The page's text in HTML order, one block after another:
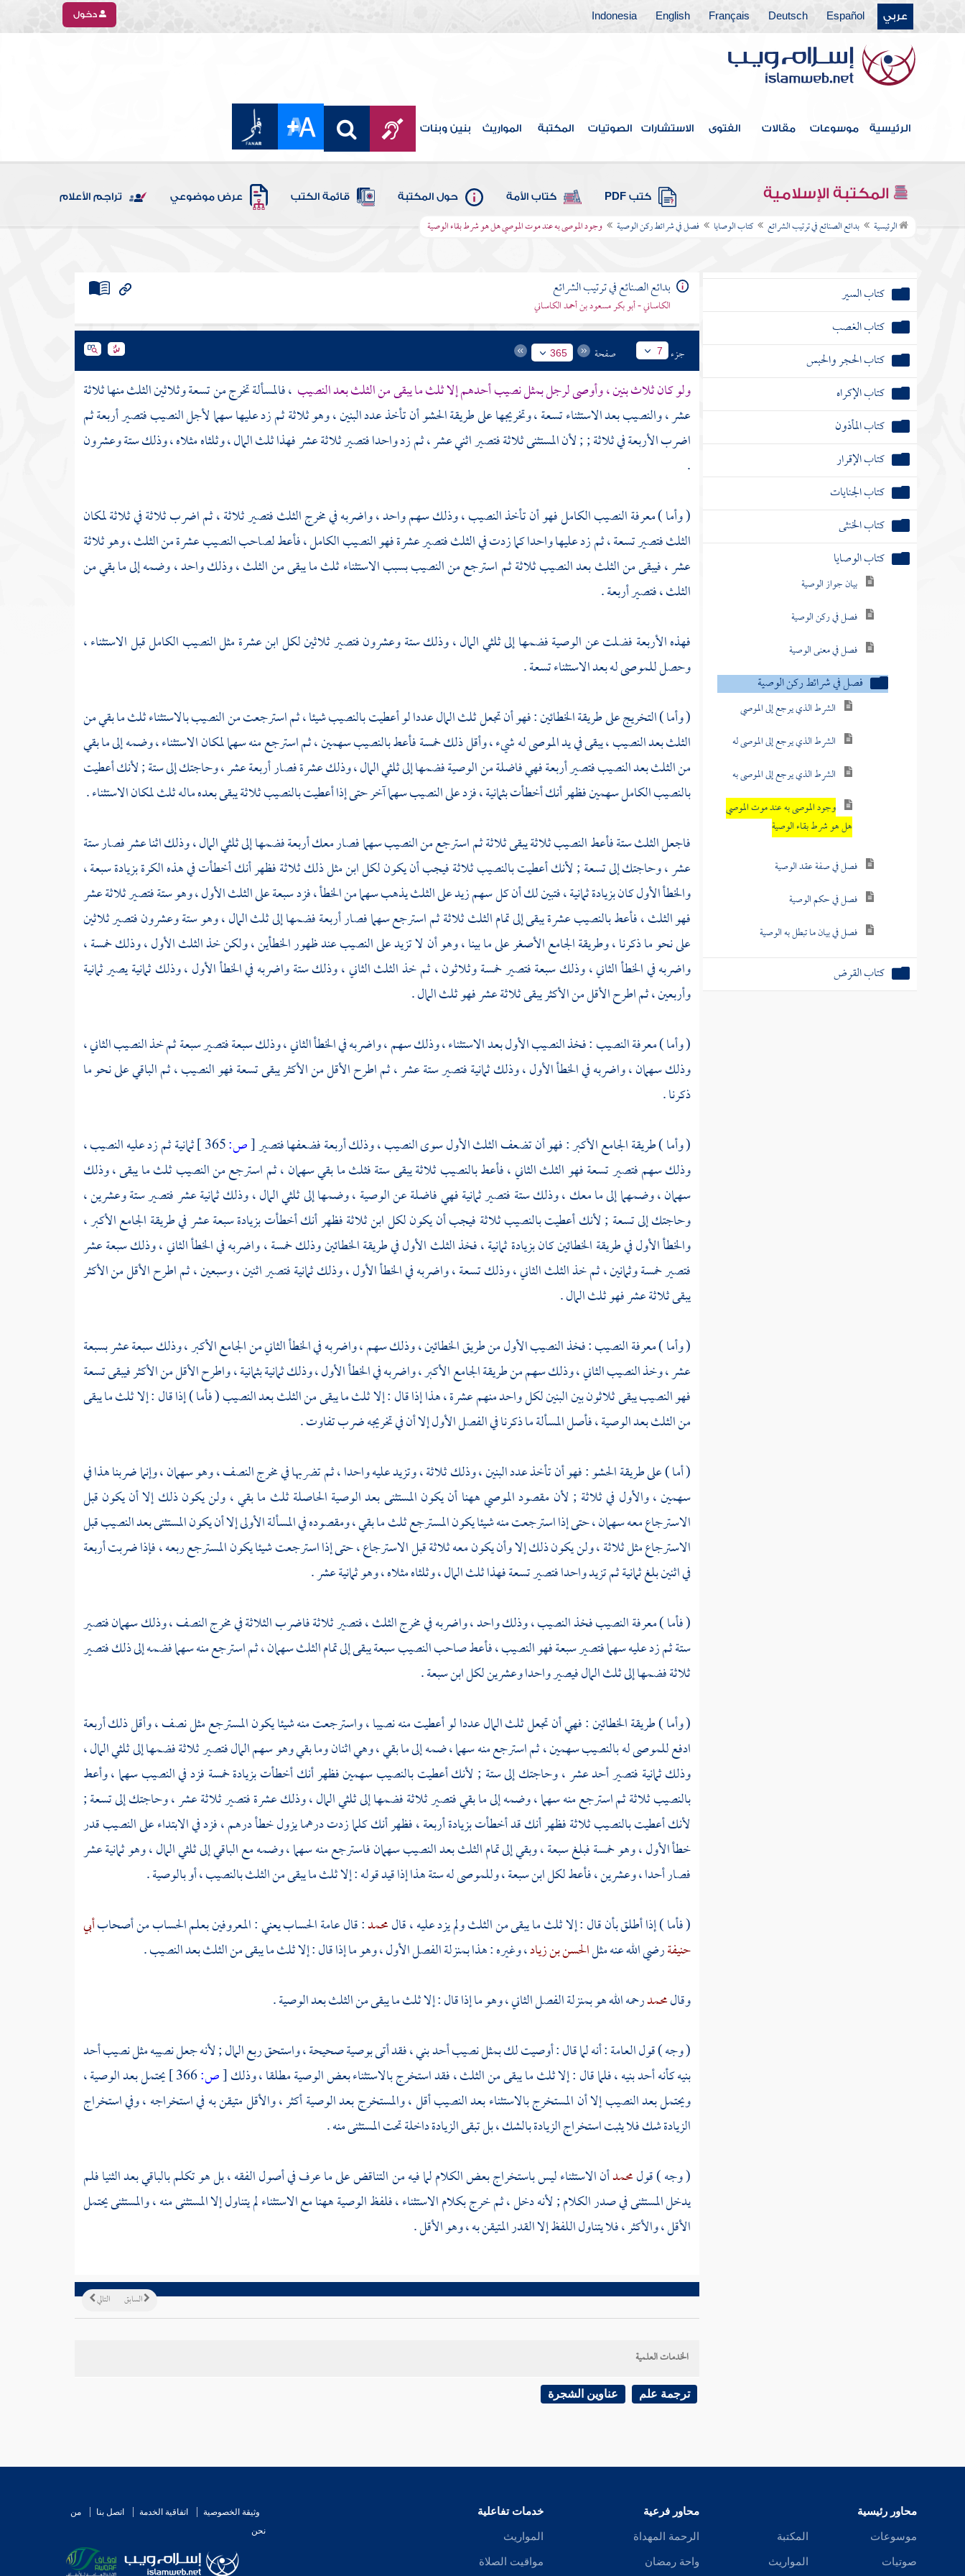
عربي Español
Deutsch
Français
English
Indonesia دخول
الرئيسية موسوعات مقالات الفتوى الاستشارات الصوتيات المكتبة المواريث بنين وبنات
المكتبة الإسلامية كتب PDF كتاب الأمة حول المكتبة قائمة الكتب عرض موضوعي تراجم الأعلام
الرئيسية بدائع الصنائع في ترتيب الشرائع كتاب الوصايا فصل في شرائط ركن الوصية وجود الموصى به عند موت الموصي هل هو شرط بقاء الوصية
كتاب العارية
كتاب الوقف والصدقة
كتاب الشهادة
كتاب آداب القاضي
كتاب القسمة
كتاب الحدود
كتاب السير
كتاب الغصب
كتاب الحجر والحبس
كتاب الإكراه
كتاب المأذون
كتاب الإقرار
كتاب الجنايات
كتاب الخنثى
كتاب الوصايا
بيان جواز الوصية
فصل في ركن الوصية
فصل في معنى الوصية
فصل في شرائط ركن الوصية
الشرط الذي يرجع إلى الموصي
الشرط الذي يرجع إلى الموصى له
الشرط الذي يرجع إلى الموصى به
وجود الموصى به عند موت الموصي
هل هو شرط بقاء الوصية
فصل في صفة عقد الوصية
فصل في حكم الوصية
فصل في بيان ما تبطل به الوصية
كتاب القرض
بدائع الصنائع في ترتيب الشرائع
الكاساني - أبو بكر مسعود بن أحمد الكاساني
جزء 7 صفحة 365
ولو كان ثلاث بنين ، وأوصى لرجل بمثل نصيب أحدهم إلا ثلث ما يبقى من الثلث بعد النصيب ، فالمسألة تخرج من تسعة وثلاثين الثلث منها ثلاثة
عشر ، والنصيب بعد الاستثناء تسعة ، وتخريجها على طريقة الحشو أن تأخذ عدد البنين ، وهو ثلاثة ثم زد عليها سهما لأجل النصيب فتصير أربعة ثم
اضرب الأربعة في ثلاثة ; ; لأن المستثنى ثلاثة فتصير اثني عشر ، ثم زد واحدا فتصير ثلاثة عشر فهذا ثلث المال ، وثلثاه مثلاه ، وذلك ستة وعشرون
.
( وأما ) معرفة النصيب الكامل فهو أن تأخذ النصيب ، وذلك سهم واحد ، واضربه في مخرج الثلث فتصير ثلاثة ، ثم اضرب ثلاثة في ثلاثة لمكان
الثلث فتصير تسعة ، ثم زد عليها واحدا كما زدت في الثلث فتصير عشرة فهو النصيب الكامل ، فأعط لصاحب النصيب عشرة من الثلث ، وهو ثلاثة
عشر ، فيبقى من الثلث بعد النصيب ثلاثة ثم استرجع من النصيب بسبب الاستثناء ثلث ما يبقى من الثلث ، وذلك واحد ، وضمه إلى ما بقي من
الثلث ، فتصير أربعة .
فهذه الأربعة فضلت عن الوصية فضمها إلى ثلثي المال ، وذلك ستة وعشرون فتصير ثلاثين لكل ابن عشرة مثل النصيب الكامل قبل الاستثناء ،
وحصل للموصى له بعد الاستثناء تسعة .
( وأما ) التخريج على طريقة الخطائين : فهو أن تجعل ثلث المال عددا لو أعطيت بالنصيب شيئا ، ثم استرجعت من النصيب بالاستثناء ثلث ما بقي من
الثلث بعد النصيب ، يبقى في يد الموصى له شيء ، وأقل ذلك خمسة فأعط بالنصيب سهمين ، ثم استرجع منه سهما لمكان الاستثناء ، وضمه إلى ما بقي
من الثلث بعد النصيب فتصير أربعة فهي فاضلة من الوصية فضمها إلى ثلثي المال ، وذلك عشرة فصار أربعة عشر ، وحاجتك إلى ستة ; لأنك أعطيت
بالنصيب الكامل سهمين فظهر أنك أخطأت بثمانية ، فزد على النصيب سهما آخر حتى إذا أعطيت بالنصيب ثلاثة يبقى بعده ماله ثلث لمكان الاستثناء .
فاجعل الثلث ستة فأعط النصيب ثلاثة يبقى ثلاثة ثم استرجع من النصيب سهما فصار معك أربعة فضمها إلى ثلثي المال ، وذلك اثنا عشر فصار ستة
عشر ، وحاجتك إلى تسعة ; لأنك أعطيت بالنصيب ثلاثة فيجب أن يكون لكل ابن مثل ذلك ثلاثة فظهر أنك أخطأت في هذه الكرة بزيادة سبعة ،
والخطأ الأول كان بزيادة ثمانية ، فتبين لك أن كل سهم زيد على الثلث يذهب سهما من الخطأ ، فزد سبعة على الثلث الأول ، وهو ستة فتصير ثلاثة عشر
فهو الثلث ، فأعط بالنصيب عشرة يبقى إلى تمام الثلث ثلاثة ثم استرجع سهما فصار أربعة فضمها إلى ثلث المال ، وهو ستة وعشرون فتصير ثلاثين
على نحو ما ذكرنا ، وطريقة الجامع الأصغر على ما بينا ، وهو أن لا تزيد على النصيب عند ظهور الخطأين ، ولكن خذ الثلث الأول ، وذلك خمسة ،
واضربه في الخطأ الثاني ، وذلك سبعة فتصير خمسة وثلاثون ، ثم خذ الثلث الثاني ، وذلك ستة واضربه في الخطأ الأول ، وذلك ثمانية يصير ثمانية
وأربعين ، ثم اطرح الأقل من الأكثر يبقى ثلاثة عشر فهو ثلث المال .
( وأما ) معرفة النصيب : فخذ النصيب الأول بعد الاستثناء ، وذلك سهم ، واضربه في الخطأ الثاني ، وذلك سبعة فتصير سبعة ثم خذ النصيب الثاني ،
وذلك سهمان ، واضربه في الخطأ الأول ، وذلك ثمانية فتصير ستة عشر ، ثم اطرح الأقل من الأكثر يبقى تسعة فهو النصيب ، ثم الباقي على نحو ما
ذكرنا .
( وأما ) طريقة الجامع الأكبر : فهو أن تضعف الثلث الأول سوى النصيب ، وذلك أربعة فضعفها فتصير[ص:
ثمانية ثم زد عليه النصيب ،
وذلك سهم فتصير تسعة فهو الثلث الثاني ، فأعط بالنصيب ثلاثة يبقى ستة فثلث ما بقي سهمان ، ثم استرجع من النصيب ثلث ما يبقى ، وذلك
سهمان ، وضمهما إلى ما معك ، وذلك ستة فتصير ثمانية فهي فاضلة عن الوصية ، وضمها إلى ثلثي المال ، وذلك ثمانية عشر فتصير ستة وعشرين ،
وحاجتك إلى تسعة ; لأنك أعطيت بالنصيب ثلاثة فيجب أن يكون لكل ابن ثلاثة فظهر أنك أخطأت بزيادة سبعة عشر في طريقة الجامع الأكبر ،
والخطأ الأول في طريقة الخطائين كان بزيادة ثمانية ، فخذ الثلث الأول في طريقة الخطائين وذلك خمسة ، واضربه في الخطأ الثاني ، وذلك سبعة عشر
فتصير خمسة وثمانين ، ثم خذ الثلث الثاني ، وذلك تسعة ، واضربه في الخطأ الأول ، وذلك ثمانية فتصير اثنين ، وسبعين ، ثم اطرح الأقل من الأكثر
يبقى ثلاثة عشر فهو ثلث المال .
( وأما ) معرفة النصيب : فخذ النصيب الأول من طريق الخطائين ، وذلك سهم ، واضربه في الخطأ الثاني من الجامع الأكبر ، وذلك سبعة عشر بسبعة
عشر ، وخذ النصيب الثاني ، وذلك سهم من طريقة الجامع الأكبر ، واضربه في الخطأ الأول ، وذلك ثمانية بثمانية ، واطرح الأقل من الأكثر فيبقى تسعة
فهو النصيب يبقى ثلاثون بين البنين لكل واحد منهم عشرة ، هذا إذا قال : إلا ثلث ما يبقى من الثلث بعد النصيب ( فأما ) إذا قال : إلا ثلث ما يبقى
من الثلث بعد الوصية ، فأصل المسألة ما ذكرنا في الفصل الأول إلا أن في تخريجه ضرب تفاوت .
( أما ) على طريقة الحشو : فهو أن تأخذ عدد البنين ، وذلك ثلاثة ، وتزيد عليه واحدا ، ثم تضربها في مخرج النصف ، وهو سهمان ، وإنما ضربنا هذا في
سهمين ، والأول في ثلاثة ; لأن مقصود الموصي ههنا أن يكون المستثنى بعد الوصية الحاصلة ثلث ما بقي ، ولن يكون ذلك إلا أن يكون قبل
الاسترجاع معه سهمان ، حتى إذا استرجعت منه شيئا يكون المسترجع ثلث ما بقي ، ومقصوده في المسألة الأولى إلا أن يكون المستثنى بعد النصيب قبل
الاسترجاع مثل ثلاثة ، ولن يكون ذلك إلا وأن يكون معه ثلاثة قبل الاسترجاع ، حتى إذا استرجعت شيئا يكون المسترجع ربعه ، فإذا ضربت أربعة
في اثنين بلغ ثمانية ثم تزيد واحدا فتصير تسعة فهذا ثلث المال ، وثلثاه مثلاه ، وهو ثمانية عشر .
( فأما ) معرفة النصيب فخذ النصيب ، وذلك واحد ، واضربه في مخرج الثلث ، فتصير ثلاثة فاضرب الثلاثة في مخرج النصف ، وذلك سهمان فتصير
ستة ثم زد عليه سهما فتصير سبعة فهو النصيب ، فأعط صاحب النصيب سبعة يبقى إلى تمام الثلث سهمان ، ثم استرجع منه سهما فضمه إلى ذلك فتصير
ثلاثة فضمها إلى ثلث المال فيصير واحدا وعشرين لكل ابن سبعة .
( وأما ) طريقة الخطائين : فهي أن تجعل ثلث المال عددا لو أعطيت منه نصيبا ، واسترجعت منه شيئا يكون المسترجع مثل نصف ، وأقل ذلك أربعة
ادفع للموصى له بالنصيب سهمين ، ثم استرجع منه سهما ، ضمه إلى ما بقي ، وهي اثنان وما بقي وهو سهم المال فتصير ثلاثة فضمها إلى ثلثي المال ،
وذلك ثمانية فتصير أحد عشر ، وحاجتك إلى ستة ; لأنك أعطيت بالنصيب سهمين فظهر أنك أخطأت بزيادة خمسة فزد في النصيب سهما ، وأعط
بالنصيب ثلاثة ثم استرجع منه سهما ، وضمه إلى ما بقي فتصير ثلاثة فضمها إلى ثلثي المال ، وذلك عشرة فتصير ثلاثة عشر ، وحاجتك إلى تسعة ;
لأنك أعطيت بالنصيب ثلاثة فظهر أنك قد أخطأت بزيادة أربعة ، فظهر أنك كلما زدت درهما يزول خطأ درهم ، فزد في الابتداء على النصيب قدر
خطأ الأول ، وهو خمسة فبلغ سبعة ، وبقي إلى تمام الثلث بعد النصيب سهمان فاسترجع منه سهما ، وضمه مع الباقي إلى ثلثي المال ، وهو ثمانية عشر
فصار أحدا ، وعشرين ، فأعط لكل ابن سبعة ، وللموصى له ستة هذا إذا قيد قوله : إلا ثلث ما يبقى من الثلث بالنصيب ، أو بالوصية .
( فأما ) إذا أطلق بأن قال : إلا ثلث ما يبقى من الثلث ولم يزد عليه ، قالمحمد: قال عامة الحساب يعني : المعروفين بعلم الحساب من أصحابأبي
حنيفةرضي الله عنه مثلالحسن بن زياد، وغيره : هذا بمنزلة الفصل الأول ، وهو ما إذا قال : إلا ثلث ما يبقى من الثلث بعد النصيب .
وقالمحمدرحمه الله هو بمنزلة الفصل الثاني ، وهو ما إذا قال : إلا ثلث ما يبقى من الثلث بعد الوصية .
( وجه ) قول العامة : أنه لما قال : أوصيت لك بمثل نصيب أحد بني ، فقد أتى بوصية صحيحة ، واستحق ربع المال ; لأنه جعل نصيبه مثل نصيب أحد
بنيه كأنه أحد بنيه ، فلما قال : إلا ثلث ما يبقى من الثلث ، فقد استخرج بالاستثناء بعض الوصية مطلقا ، وذلك[ص:
يحتمل بعد الوصية ،
ويحتمل بعد النصيب إلا أن المستخرج بالاستثناء بعد النصيب أقل ، والمستخرج بعد الوصية أكثر ، والأقل متيقن به في استخراجه ، وفي استخراج
الزيادة شك فلا يثبت استخراج الزيادة بالشك ، بل تبقى الزيادة داخلة تحت المستثنى منه .
( وجه ) قولمحمدأن الاستثناء ليس باستخراج بعض الكلام لما فيه من التناقض على ما عرف في أصول الفقه ، بل هو تكلم بالباقي بعد الثنيا فلم
يدخل المستثنى في صدر الكلام ; لأنه دخل ، ثم خرج بكلام الاستثناء ، فلفظ الوصية ههنا مع الاستثناء لم يتناول إلا المستثنى منه ، والمستثنى يحتمل
الأقل ، والأكثر ، فلا يتناول اللفظ إلا القدر المتيقن به ، وهو الأقل .
التالي السابق
الخدمات العلمية
ترجمة علم عناوين الشجرة
محاور رئيسية
موسوعات
صوتيات
المكتبة
المواريث
محاور فرعية
الرحمة المهداة
واحة رمضان
خدمات تفاعلية
المواريث
مواقيت الصلاة
وثيقة الخصوصية اتفاقية الخدمة اتصل بنا
من
نحن